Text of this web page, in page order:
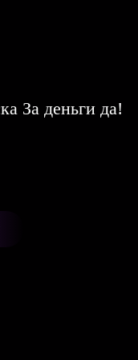
За деньги да!